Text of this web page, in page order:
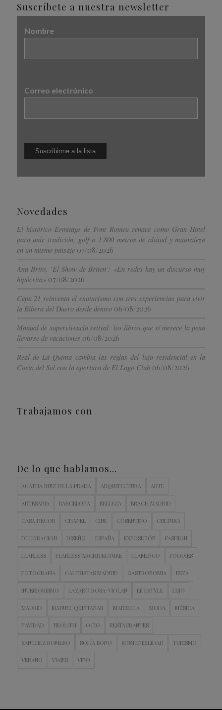
Suscríbete a nuestra newsletter
Nombre
Correo electrónico
Novedades
El histórico Ermitage de Font Romeu renace como Gran Hotel
para unir tradición, golf a 1.800 metros de altitud y naturaleza
en un mismo paisaje 07/08/2026
Ana Brito, ‘El Show de Briten’: «En redes hay un discurso muy
hipócrita» 07/08/2026
Cepa 21 reinventa el enoturismo con tres experiencias para vivir
la Ribera del Duero desde dentro 06/08/2026
Manual de supervivencia estival: los libros que sí merece la pena
llevarse de vacaciones 06/08/2026
Real de La Quinta cambia las reglas del lujo residencial en la
Costa del Sol con la apertura de El Lago Club 06/08/2026
Trabajamos con
De lo que hablamos…
AGATHA RUIZ DE LA PRADA ARQUITECTURA ARTE
ARTESANIA BARCELONA BELLEZA BRACH MADRID
CASA DECOR CHANEL CINE COSENTINO CULTURA
DECORACION DISEÑO ESPAÑA EXPOSICIÓN FASHION
FEARLESS FEARLESS ARCHITECTURE FLAMENCO FOODIES
FOTOGRAFIA GALERISTAS MADRID GASTRONOMIA IBIZA
INTERIORISMO LAZARO ROSA-VIOLAN LIFESTYLE LUJO
MADRID MANUEL QUINTANAR MARBELLA MODA MÚSICA
NAVIDAD NEOLITH OCIO RESTAURANTES
SANCHEZ ROMERO SOFÍA BONO SOSTENIBILIDAD TURISMO
VERANO VIAJES VINO